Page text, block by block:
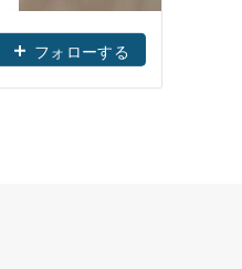
フォローする